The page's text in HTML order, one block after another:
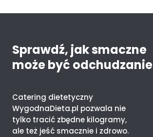
Sprawdź, jak smaczne
może być odchudzanie
Catering dietetyczny
WygodnaDieta.pl pozwala nie
tylko tracić zbędne kilogramy,
ale też jeść smacznie i zdrowo.